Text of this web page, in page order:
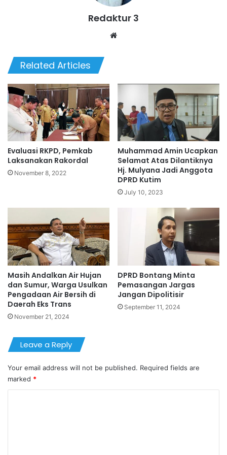
Redaktur 3
Related Articles
Evaluasi RKPD, Pemkab
Laksanakan Rakordal
November 8, 2022
Muhammad Amin Ucapkan
Selamat Atas Dilantiknya
Hj. Mulyana Jadi Anggota
DPRD Kutim
July 10, 2023
Masih Andalkan Air Hujan
dan Sumur, Warga Usulkan
Pengadaan Air Bersih di
Daerah Eks Trans
November 21, 2024
DPRD Bontang Minta
Pemasangan Jargas
Jangan Dipolitisir
September 11, 2024
Leave a Reply
Your email address will not be published. Required fields are
marked *